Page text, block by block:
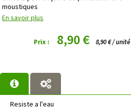
moustiques
En savoir plus
Prix : 8,90 € 8,90 € / unité
Resiste a l'eau